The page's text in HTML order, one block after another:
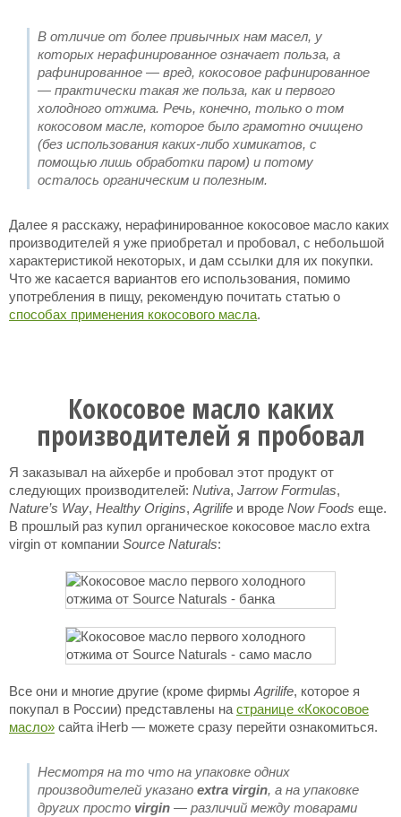
В отличие от более привычных нам масел, у
которых нерафинированное означает польза, а
рафинированное — вред, кокосовое рафинированное
— практически такая же польза, как и первого
холодного отжима. Речь, конечно, только о том
кокосовом масле, которое было грамотно очищено
(без использования каких-либо химикатов, с
помощью лишь обработки паром) и потому
осталось органическим и полезным.
Далее я расскажу, нерафинированное кокосовое масло каких
производителей я уже приобретал и пробовал, с небольшой
характеристикой некоторых, и дам ссылки для их покупки.
Что же касается вариантов его использования, помимо
употребления в пищу, рекомендую почитать статью о
способах применения кокосового масла.
Кокосовое масло каких
производителей я пробовал
Я заказывал на айхербе и пробовал этот продукт от
следующих производителей: Nutiva, Jarrow Formulas,
Nature’s Way, Healthy Origins, Agrilife и вроде Now Foods еще.
В прошлый раз купил органическое кокосовое масло extra
virgin от компании Source Naturals:
Все они и многие другие (кроме фирмы Agrilife, которое я
покупал в России) представлены на странице «Кокосовое
масло» сайта iHerb — можете сразу перейти ознакомиться.
Несмотря на то что на упаковке одних
производителей указано extra virgin, а на упаковке
других просто virgin — различий между товарами